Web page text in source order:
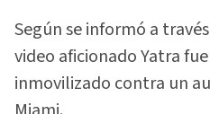
Según se informó a
video aficionado Yatra
inmovilizado contra un